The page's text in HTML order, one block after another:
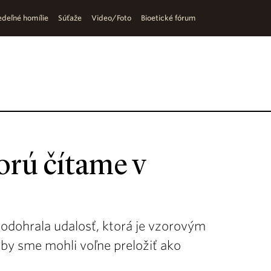
homílie Súťaže Video/Foto Bioetické fórum
čítame v
udalosť, ktorá je vzorovým
sme mohli voľne preložiť ako